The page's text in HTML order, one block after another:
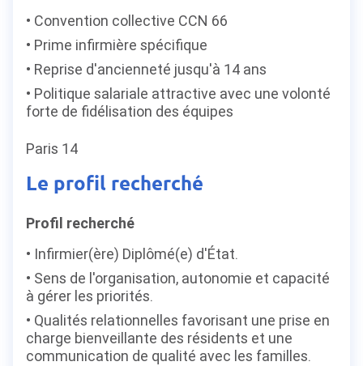
Convention collective CCN 66
Prime infirmière spécifique
Reprise d'ancienneté jusqu'à 14 ans
Politique salariale attractive avec une volonté
forte de fidélisation des équipes
Paris 14
Le profil recherché
Profil recherché
Infirmier(ère) Diplômé(e) d'État.
Sens de l'organisation, autonomie et capacité
à gérer les priorités.
Qualités relationnelles favorisant une prise en
charge bienveillante des résidents et une
communication de qualité avec les familles.